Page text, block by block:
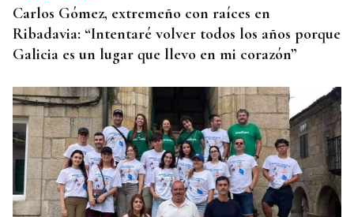
Carlos Gómez, extremeño con raíces en
Ribadavia: “Intentaré volver todos los años porque
Galicia es un lugar que llevo en mi corazón”